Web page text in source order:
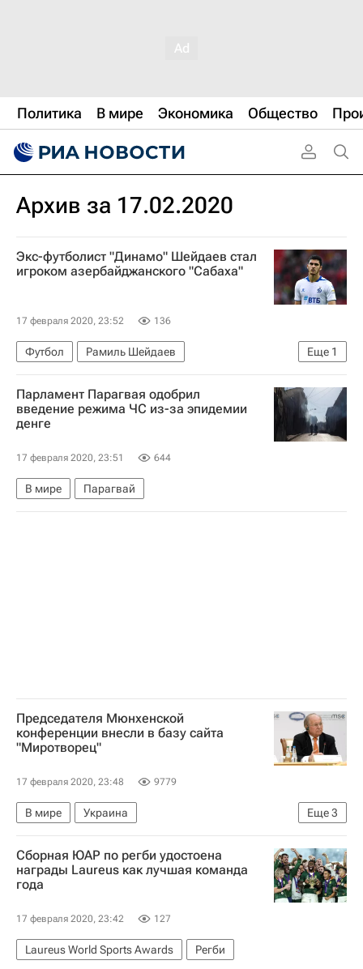
Политика В мире Экономика Общество
Архив за 17.02.2020
Экс-футболист "Динамо" Шейдаев стал
игроком азербайджанского "Сабаха"
17 февраля 2020, 23:52 136
Еще 1
Футбол
Рамиль Шейдаев
Динамо (Москва)
Парламент Парагвая одобрил
введение режима ЧС из-за эпидемии
денге
17 февраля 2020, 23:51 644
В мире Парагвай
Председателя Мюнхенской
конференции внесли в базу сайта
"Миротворец"
17 февраля 2020, 23:48 9779
Еще3
В мире
Украина
Мюнхенская конференция по безопасности
Вольфганг Ишингер
Сайт "Миротворец"
Сборная ЮАР по регби удостоена
награды Laureus как лучшая команда
года
17 февраля 2020, 23:42 127
Laureus World Sports Awards Регби